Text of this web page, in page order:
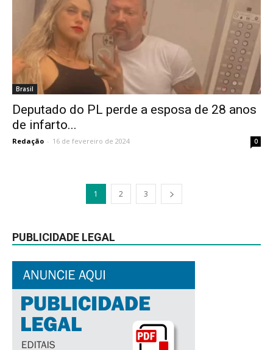
Brasil
Deputado do PL perde a esposa de 28 anos
de infarto...
Redação - 16 de fevereiro de 2024 0
1 2 3
PUBLICIDADE LEGAL